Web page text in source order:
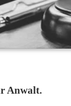
Anwalt.